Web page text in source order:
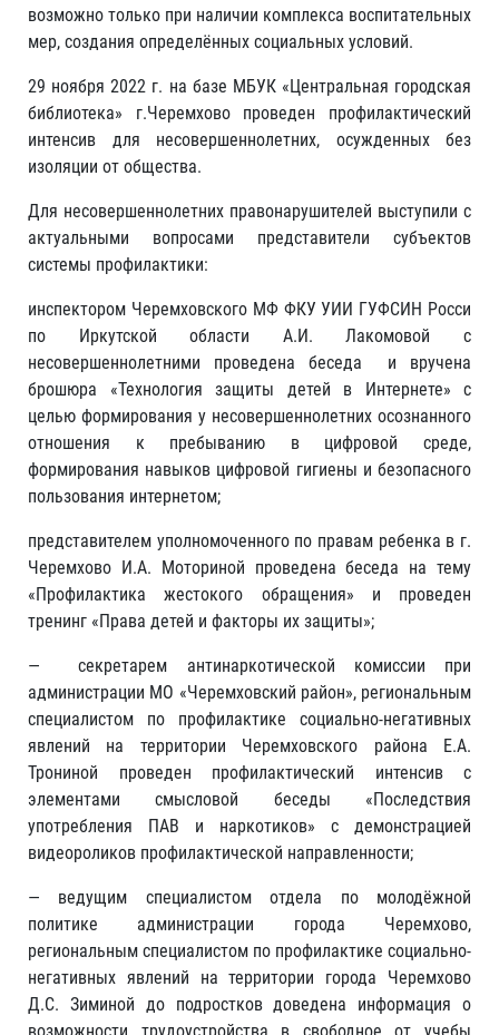
возможно только при наличии комплекса воспитательных
мер, создания определённых социальных условий.
29 ноября 2022 г. на базе МБУК «Центральная городская
библиотека» г.Черемхово проведен профилактический
интенсив для несовершеннолетних, осужденных без
изоляции от общества.
Для несовершеннолетних правонарушителей выступили с
актуальными вопросами представители субъектов
системы профилактики:
инспектором Черемховского МФ ФКУ УИИ ГУФСИН Росси
по Иркутской области А.И. Лакомовой с
несовершеннолетними проведена беседа и вручена
брошюра «Технология защиты детей в Интернете» с
целью формирования у несовершеннолетних осознанного
отношения к пребыванию в цифровой среде,
формирования навыков цифровой гигиены и безопасного
пользования интернетом;
представителем уполномоченного по правам ребенка в г.
Черемхово И.А. Моториной проведена беседа на тему
«Профилактика жестокого обращения» и проведен
тренинг «Права детей и факторы их защиты»;
— секретарем антинаркотической комиссии при
администрации МО «Черемховский район», региональным
специалистом по профилактике социально-негативных
явлений на территории Черемховского района Е.А.
Трониной проведен профилактический интенсив с
элементами смысловой беседы «Последствия
употребления ПАВ и наркотиков» с демонстрацией
видеороликов профилактической направленности;
— ведущим специалистом отдела по молодёжной
политике администрации города Черемхово,
региональным специалистом по профилактике социально-
негативных явлений на территории города Черемхово
Д.С. Зиминой до подростков доведена информация о